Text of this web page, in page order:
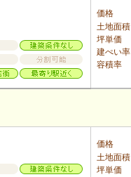
価格
土地面積
坪単価
建ぺい率
容積率
価格
土地面積
坪単価